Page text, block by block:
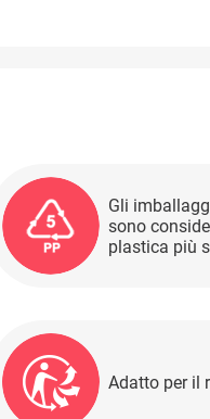
Gli
sono
plastica più
Adatto per il